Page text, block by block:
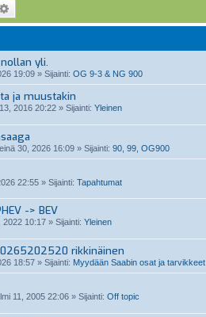
yli.
19:09 » Sijainti: OG 9-3 & NG 900
ja muustakin
2016 20:22 » Sijainti: Yleinen
30, 2026 16:09 » Sijainti: 90, 99, OG900
22:55 » Sijainti: Tapahtumat
-> BEV
2022 10:17 » Sijainti: Yleinen
rikkinäinen
18:57 » Sijainti: Myydään Saabin osat ja tarvikkeet
11, 2005 22:06 » Sijainti: Off topic